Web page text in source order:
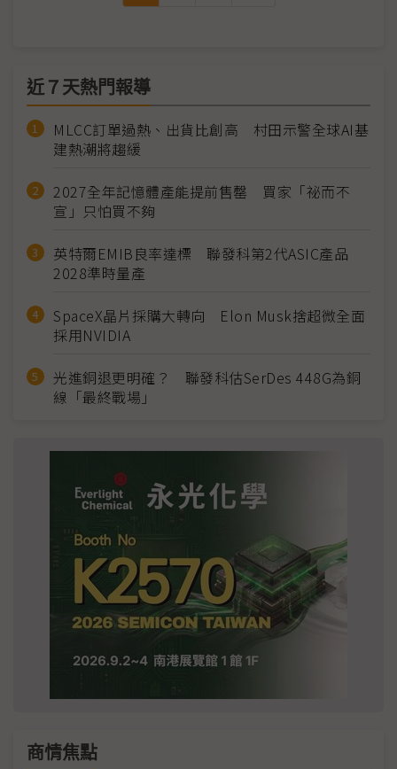
近７天熱門報導
MLCC訂單過熱、出貨比創高 村田示警全球AI基
建熱潮將趨緩
2027全年記憶體產能提前售罄 買家「祕而不
宣」只怕買不夠
英特爾EMIB良率達標 聯發科第2代ASIC產品
2028準時量產
SpaceX晶片採購大轉向 Elon Musk捨超微全面
採用NVIDIA
光進銅退更明確？ 聯發科估SerDes 448G為銅
線「最終戰場」
商情焦點